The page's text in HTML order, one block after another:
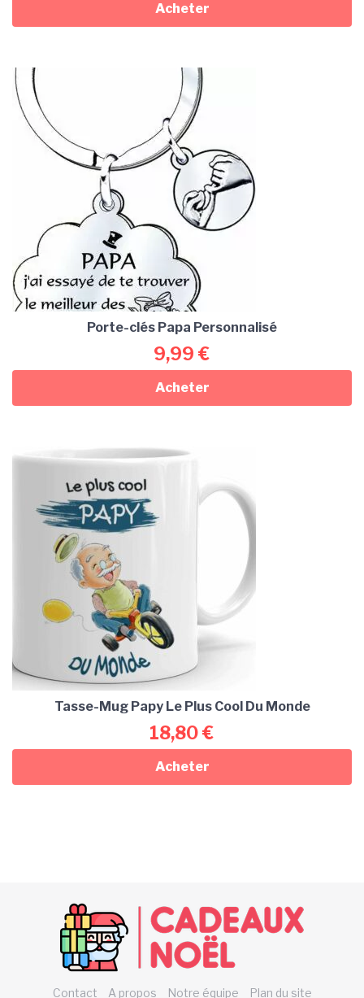
Acheter
Porte-clés Papa Personnalisé
9,99 €
Acheter
Tasse-Mug Papy Le Plus Cool Du Monde
18,80€
Acheter
Contact A propos Notre équipe Plan du site